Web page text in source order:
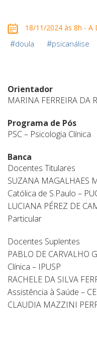
18/11/2024 às 8h - A
#doula #psicanálise
Orientador
MARINA FERREIRA DA
Programa de Pós
PSC – Psicologia Clínica
Banca
Docentes Titulares
SUZANA MAGALHAES
Católica de S.Paulo –
LUCIANA PÉREZ DE
Particular
Docentes Suplentes
PABLO DE CARVALHO
Clínica – IPUSP
RACHELE DA SILVA
Assistência à Saúde –
CLAUDIA MAZZINI